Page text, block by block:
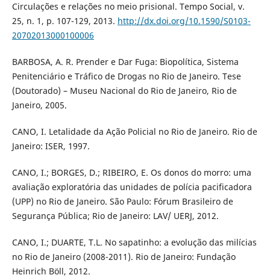
Circulações e relações no meio prisional. Tempo Social, v.
25, n. 1, p. 107-129, 2013. http://dx.doi.org/10.1590/S0103-
20702013000100006
BARBOSA, A. R. Prender e Dar Fuga: Biopolítica, Sistema
Penitenciário e Tráfico de Drogas no Rio de Janeiro. Tese
(Doutorado) – Museu Nacional do Rio de Janeiro, Rio de
Janeiro, 2005.
CANO, I. Letalidade da Ação Policial no Rio de Janeiro. Rio de
Janeiro: ISER, 1997.
CANO, I.; BORGES, D.; RIBEIRO, E. Os donos do morro: uma
avaliação exploratória das unidades de polícia pacificadora
(UPP) no Rio de Janeiro. São Paulo: Fórum Brasileiro de
Segurança Pública; Rio de Janeiro: LAV/ UERJ, 2012.
CANO, I.; DUARTE, T.L. No sapatinho: a evolução das milícias
no Rio de Janeiro (2008-2011). Rio de Janeiro: Fundação
Heinrich Böll, 2012.